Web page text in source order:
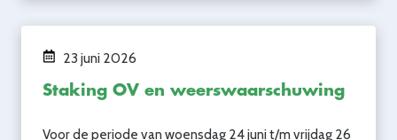
23 juni 2026
Staking OV en weerswaarschuwing
Voor de periode van woensdag 24 juni t/m vrijdag 26